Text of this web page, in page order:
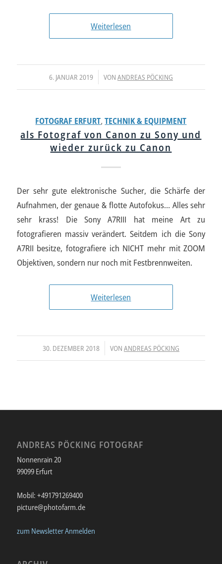
Weiterlesen
6. JANUAR 2019
/ VON ANDREAS PÖCKING
FOTOGRAF ERFURT,TECHNIK & EQUIPMENT
als Fotograf von Canon zu Sony und
wieder zurück zu Canon
Der sehr gute elektronische Sucher, die Schärfe der
Aufnahmen, der genaue & flotte Autofokus… Alles sehr
sehr krass! Die Sony A7RIII hat meine Art zu
fotografieren massiv verändert. Seitdem ich die Sony
A7RII besitze, fotografiere ich NICHT mehr mit ZOOM
Objektiven, sondern nur noch mit Festbrennweiten.
Weiterlesen
30. DEZEMBER 2018
/ VON ANDREAS PÖCKING
ANDREAS PÖCKING FOTOGRAF
Nonnenrain 20
99099 Erfurt
Mobil: +491791269400
picture@photofarm.de
zum Newsletter Anmelden